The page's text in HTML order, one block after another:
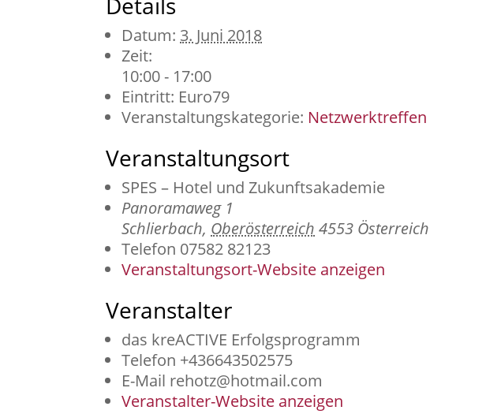
Datum: 3. Juni 2018
Zeit:
10:00 - 17:00
Eintritt: Euro79
Veranstaltungskategorie: Netzwerktreffen
Veranstaltungsort
SPES – Hotel und Zukunftsakademie
Panoramaweg 1
Schlierbach, Oberösterreich 4553 Österreich
Telefon 07582 82123
Veranstaltungsort-Website anzeigen
Veranstalter
das kreACTIVE Erfolgsprogramm
Telefon +436643502575
E-Mail rehotz@hotmail.com
Veranstalter-Website anzeigen